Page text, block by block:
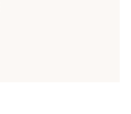
i dessa färger: